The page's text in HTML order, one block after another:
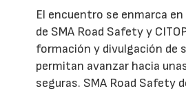
El encuentro se enmarca
de SMA Road Safety y
formación y divulgación de
permitan avanzar hacia
seguras. SMA Road Safety